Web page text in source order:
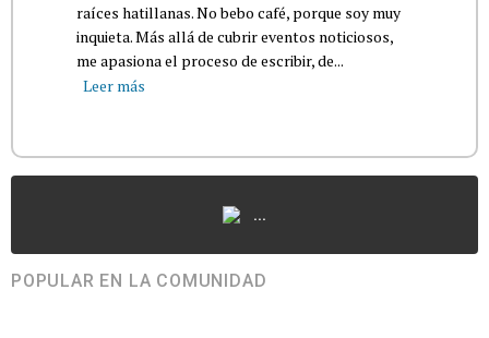
raíces hatillanas. No bebo café, porque soy muy
inquieta. Más allá de cubrir eventos noticiosos,
me apasiona el proceso de escribir, de...
Leer más
...
POPULAR EN LA COMUNIDAD